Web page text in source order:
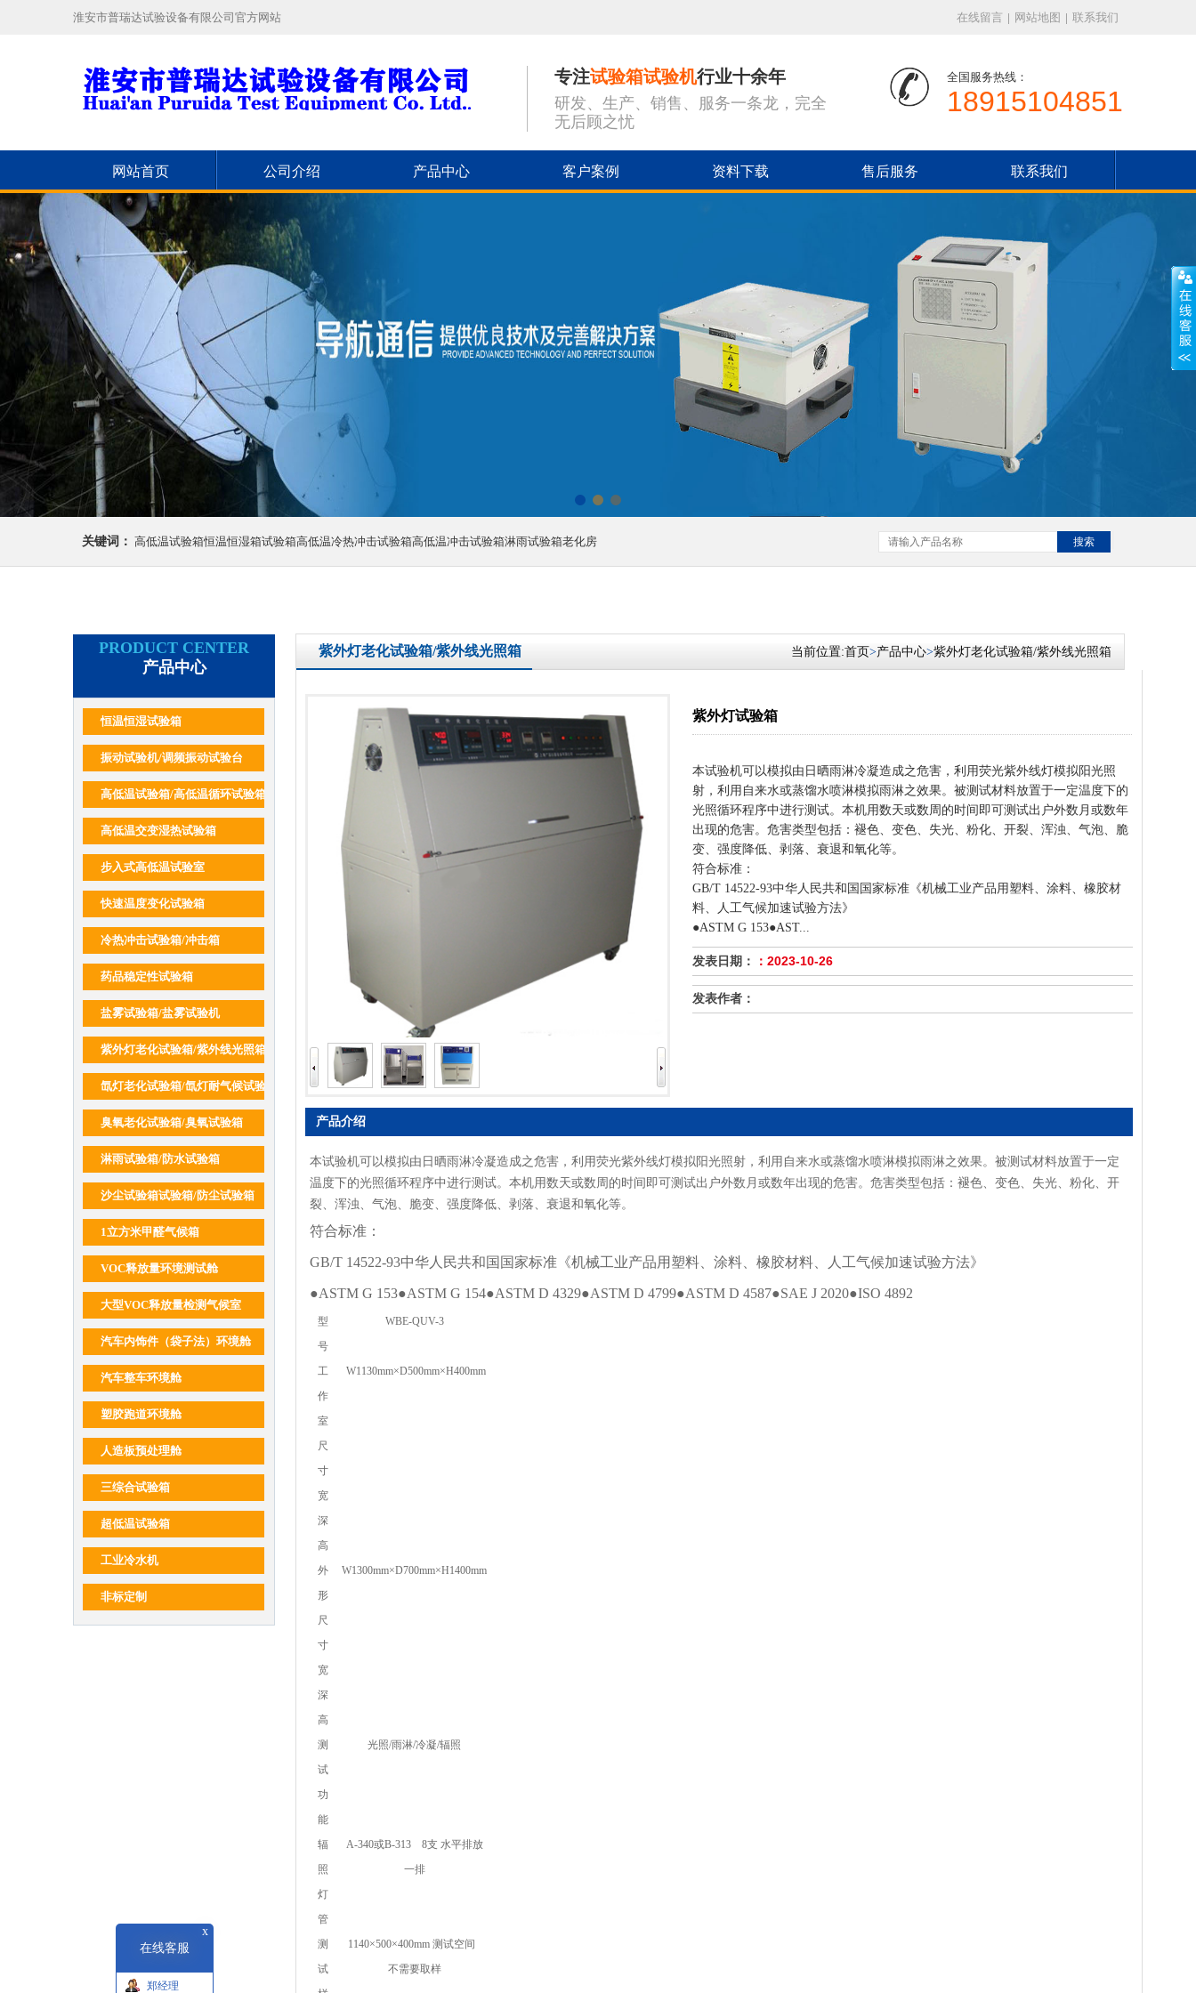
在线客服
x
郑经理
淮安市普瑞达试验设备有限公司官方网站 在线留言 | 网站地图 | 联系我们
专注试验箱试验机行业十余年
研发、生产、销售、服务一条龙，完全
无后顾之忧
全国服务热线：
18915104851
网站首页 公司介绍 产品中心 客户案例 资料下载 售后服务 联系我们
关键词： 高低温试验箱恒温恒湿箱试验箱高低温冷热冲击试验箱高低温冲击试验箱淋雨试验箱老化房 搜索
PRODUCT CENTER
产品中心
恒温恒湿试验箱
振动试验机/调频振动试验台
高低温试验箱/高低温循环试验箱
高低温交变湿热试验箱
步入式高低温试验室
快速温度变化试验箱
冷热冲击试验箱/冲击箱
药品稳定性试验箱
盐雾试验箱/盐雾试验机
紫外灯老化试验箱/紫外线光照箱
氙灯老化试验箱/氙灯耐气候试验箱
臭氧老化试验箱/臭氧试验箱
淋雨试验箱/防水试验箱
沙尘试验箱试验箱/防尘试验箱
1立方米甲醛气候箱
VOC释放量环境测试舱
大型VOC释放量检测气候室
汽车内饰件（袋子法）环境舱
汽车整车环境舱
塑胶跑道环境舱
人造板预处理舱
三综合试验箱
超低温试验箱
工业冷水机
非标定制
紫外灯老化试验箱/紫外线光照箱 当前位置:首页>产品中心>紫外灯老化试验箱/紫外线光照箱
紫外灯试验箱
本试验机可以模拟由日晒雨淋冷凝造成之危害，利用荧光紫外线灯模拟阳光照
射，利用自来水或蒸馏水喷淋模拟雨淋之效果。被测试材料放置于一定温度下的
光照循环程序中进行测试。本机用数天或数周的时间即可测试出户外数月或数年
出现的危害。危害类型包括：褪色、变色、失光、粉化、开裂、浑浊、气泡、脆
变、强度降低、剥落、衰退和氧化等。
符合标准：
GB/T 14522-93中华人民共和国国家标准《机械工业产品用塑料、涂料、橡胶材
料、人工气候加速试验方法》
●ASTM G 153●AST...
发表日期： ：2023-10-26
发表作者：
产品介绍
本试验机可以模拟由日晒雨淋冷凝造成之危害，利用荧光紫外线灯模拟阳光照射，利用自来水或蒸馏水喷淋模拟雨淋之效果。被测试材料放置于一定
温度下的光照循环程序中进行测试。本机用数天或数周的时间即可测试出户外数月或数年出现的危害。危害类型包括：褪色、变色、失光、粉化、开
裂、浑浊、气泡、脆变、强度降低、剥落、衰退和氧化等。
符合标准：
GB/T 14522-93中华人民共和国国家标准《机械工业产品用塑料、涂料、橡胶材料、人工气候加速试验方法》
●ASTM G 153●ASTM G 154●ASTM D 4329●ASTM D 4799●ASTM D 4587●SAE J 2020●ISO 4892
型
号
WBE-QUV-3
工
作
室
尺
寸
宽
深
高
W1130mm×D500mm×H400mm
外
形
尺
寸
宽
深
高
W1300mm×D700mm×H1400mm
测
试
功
能
光照/雨淋/冷凝/辐照
辐
照
灯
管
A-340或B-313 8支 水平排放
一排
测
试
1140×500×400mm 测试空间
不需要取样